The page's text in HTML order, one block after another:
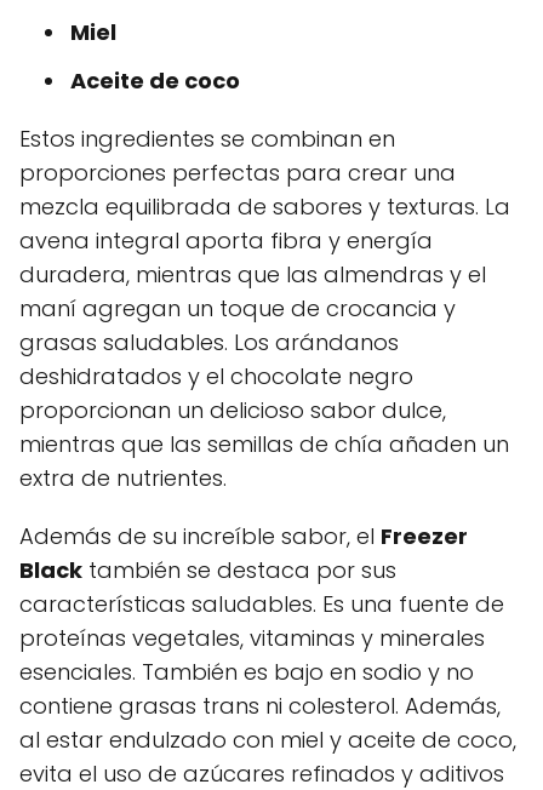
Miel
Aceite de coco
Estos ingredientes se combinan en
proporciones perfectas para crear una
mezcla equilibrada de sabores y texturas. La
avena integral aporta fibra y energía
duradera, mientras que las almendras y el
maní agregan un toque de crocancia y
grasas saludables. Los arándanos
deshidratados y el chocolate negro
proporcionan un delicioso sabor dulce,
mientras que las semillas de chía añaden un
extra de nutrientes.
Además de su increíble sabor, el Freezer
Black también se destaca por sus
características saludables. Es una fuente de
proteínas vegetales, vitaminas y minerales
esenciales. También es bajo en sodio y no
contiene grasas trans ni colesterol. Además,
al estar endulzado con miel y aceite de coco,
evita el uso de azúcares refinados y aditivos